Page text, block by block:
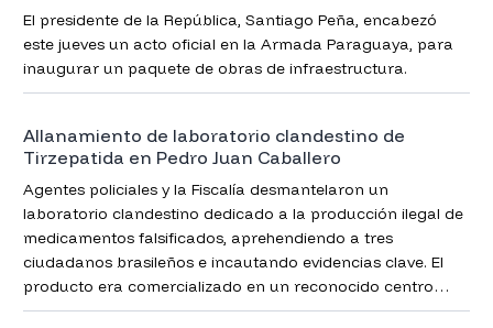
El presidente de la República, Santiago Peña, encabezó
este jueves un acto oficial en la Armada Paraguaya, para
inaugurar un paquete de obras de infraestructura.
Allanamiento de laboratorio clandestino de
Tirzepatida en Pedro Juan Caballero
Agentes policiales y la Fiscalía desmantelaron un
laboratorio clandestino dedicado a la producción ilegal de
medicamentos falsificados, aprehendiendo a tres
ciudadanos brasileños e incautando evidencias clave. El
producto era comercializado en un reconocido centro
comercial de la zona.